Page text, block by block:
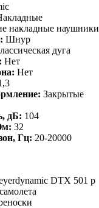
накладные наушники
Шнур
дуга
Нет
Нет
Закрытые
дБ: 104
32
Гц: 20-20000
DTX 501 p